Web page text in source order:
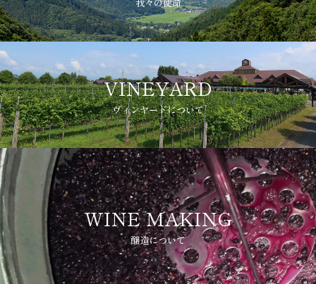
VINEYARD
ヴィンヤードについて
WINE MAKING
醸造について